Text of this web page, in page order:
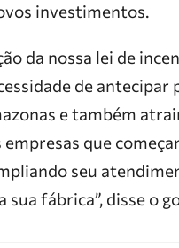
investimentos.
da nossa lei de
de antecipar
e também
que
seu
fábrica”, disse o